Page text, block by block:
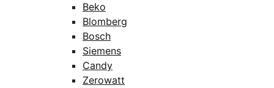
Beko
Blomberg
Bosch
Siemens
Candy
Zerowatt